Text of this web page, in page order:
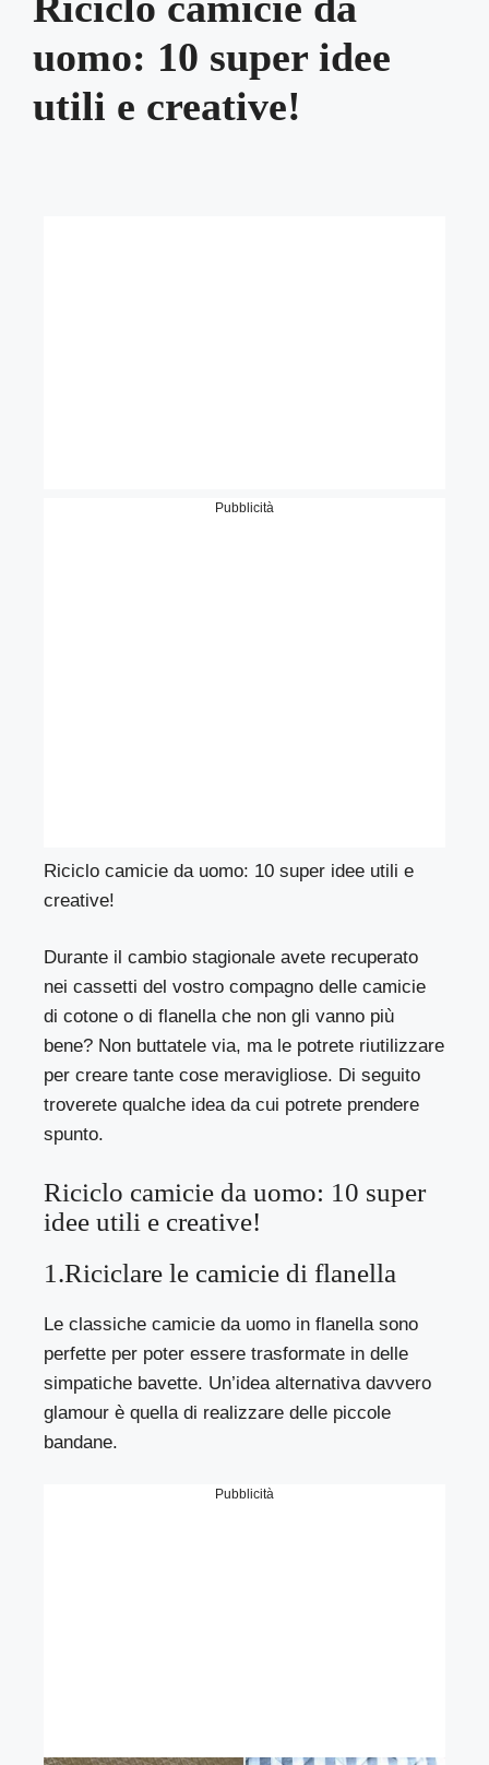
uomo: 10 super idee
utili e creative!
Pubblicità
Riciclo camicie da uomo: 10 super idee utili e
creative!
Durante il cambio stagionale avete recuperato
nei cassetti del vostro compagno delle camicie
di cotone o di flanella che non gli vanno più
bene? Non buttatele via, ma le potrete riutilizzare
per creare tante cose meravigliose. Di seguito
troverete qualche idea da cui potrete prendere
spunto.
Riciclo camicie da uomo: 10 super
idee utili e creative!
1.Riciclare le camicie di flanella
Le classiche camicie da uomo in flanella sono
perfette per poter essere trasformate in delle
simpatiche bavette. Un’idea alternativa davvero
glamour è quella di realizzare delle piccole
bandane.
Pubblicità